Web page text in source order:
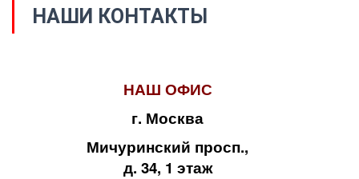
НАШИ КОНТАКТЫ
НАШ ОФИС
г. Москва
Мичуринский просп.,
д. 34, 1 этаж